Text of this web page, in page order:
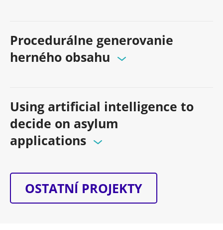
Procedurálne generovanie
herného obsahu
Using artificial intelligence to
decide on asylum
applications
OSTATNÍ PROJEKTY